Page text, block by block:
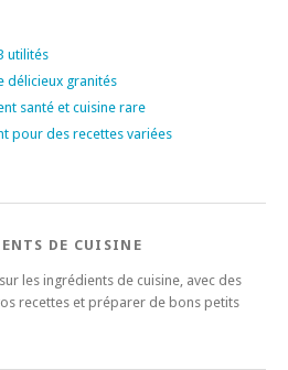
utilités
délicieux granités
santé et cuisine rare
pour des recettes variées
DE CUISINE
les ingrédients de cuisine, avec des
recettes et préparer de bons petits